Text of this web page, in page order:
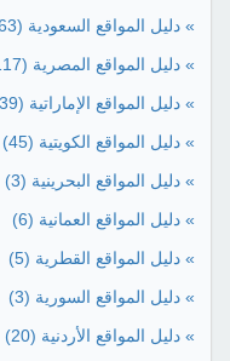
» دليل المواقع السعودية (463)
» دليل المواقع المصرية (117)
» دليل المواقع الإماراتية (39)
» دليل المواقع الكويتية (45)
» دليل المواقع البحرينية (3)
» دليل المواقع العمانية (6)
» دليل المواقع القطرية (5)
» دليل المواقع السورية (3)
» دليل المواقع الأردنية (20)